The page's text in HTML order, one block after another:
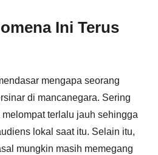
Ini Terus
mengapa seorang
di mancanegara. Sering
terlalu jauh sehingga
lokal saat itu. Selain itu,
mungkin masih memegang